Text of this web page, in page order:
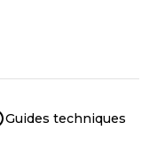
Guides techniques